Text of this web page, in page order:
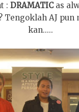
: DRAMATICas
Tengoklah AJ pun
kan.....